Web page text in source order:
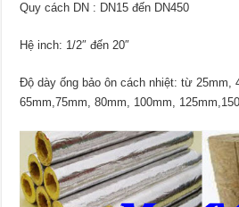
Quy cách DN : DN15 đến DN450
Hệ inch: 1/2″ đến 20″
Độ dày ống bảo ôn cách nhiệt: từ 25mm,
65mm,75mm, 80mm, 100mm,